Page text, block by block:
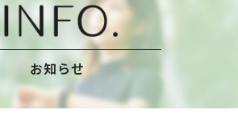
よくあるご質問
民間企業・団体イベント
SUPPORT
お知らせ